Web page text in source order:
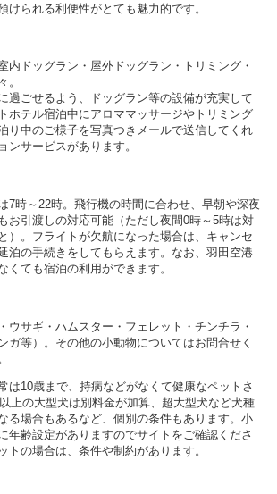
けられる利便性がとても魅力的です。
内ドッグラン・屋外ドッグラン・トリミング・
。
過ごせるよう、ドッグラン等の設備が充実して
ホテル宿泊中にアロママッサージやトリミング
り中のご様子を写真つきメールで送信してくれ
ンサービスがあります。
7時～22時。飛行機の時間に合わせ、早朝や深夜
お引渡しの対応可能（ただし夜間0時～5時は対
）。フライトが欠航になった場合は、キャンセ
泊の手続きをしてもらえます。なお、羽田空港
くても宿泊の利用ができます。
ウサギ・ハムスター・フェレット・チンチラ・
ガ等）。その他の小動物についてはお問合せく
は10歳まで、持病などがなくて健康なペットさ
上の大型犬は別料金が加算、超大型犬など犬種
る場合もあるなど、個別の条件もあります。小
年齢設定がありますのでサイトをご確認くださ
トの場合は、条件や制約があります。